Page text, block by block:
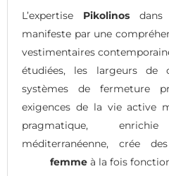
L’expertise Pikolinos dans
manifeste par une
vestimentaires
étudiées, les largeurs de
systèmes de fermeture
exigences de la vie active
pragmatique,
méditerranéenne, crée
femmeà la fois